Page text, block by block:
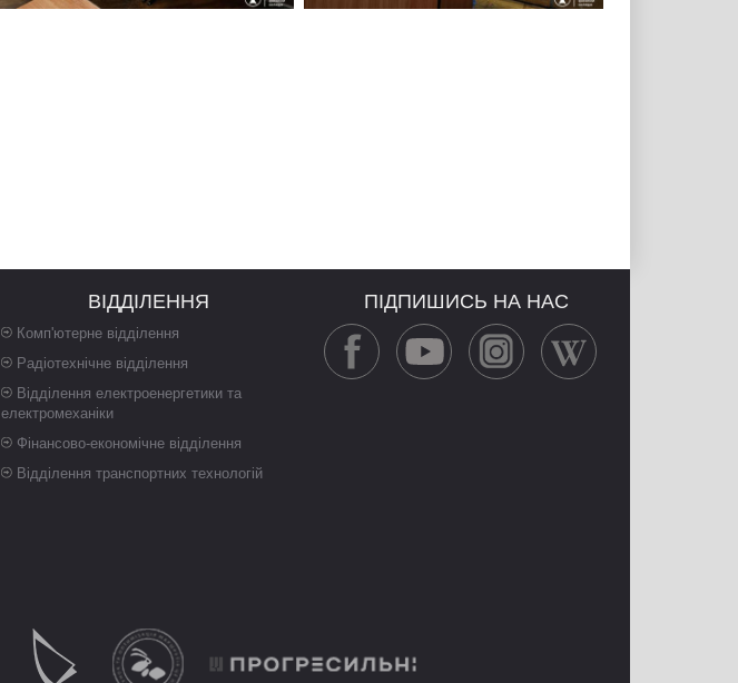
ВІДДІЛЕННЯ
Комп'ютерне відділення
Радіотехнічне відділення
Відділення електроенергетики та
електромеханіки
Фінансово-економічне відділення
Відділення транспортних технологій
ПІДПИШИСЬ НА НАС